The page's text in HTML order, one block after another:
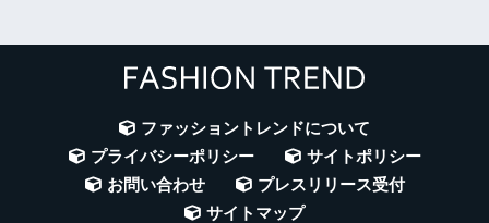
ファッショントレンドについて
プライバシーポリシー
サイトポリシー
お問い合わせ
プレスリリース受付
サイトマップ